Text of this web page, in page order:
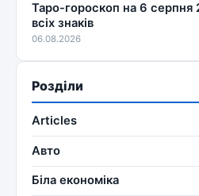
Таро-гороскоп на 6 серпня
всіх знаків
06.08.2026
Розділи
Articles
Авто
Біла економіка